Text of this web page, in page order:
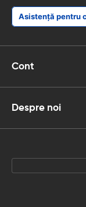
Asistență pentru
Cont
Despre noi